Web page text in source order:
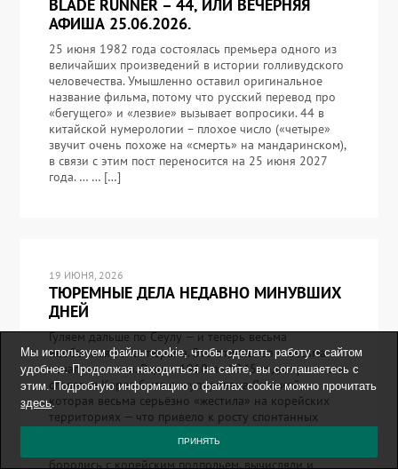
BLADE RUNNER – 44, ИЛИ ВЕЧЕРНЯЯ
АФИША 25.06.2026.
25 июня 1982 года состоялась премьера одного из
величайших произведений в истории голливудского
человечества. Умышленно оставил оригинальное
название фильма, потому что русский перевод про
«бегущего» и «лезвие» вызывает вопросики. 44 в
китайской нумерологии – плохое число («четыре»
звучит очень похоже на «смерть» на мандаринском),
в связи с этим пост переносится на 25 июня 2027
года. … … […]
19 ИЮНЯ, 2026
ТЮРЕМНЫЕ ДЕЛА НЕДАВНО МИНУВШИХ
ДНЕЙ
Гуляем дальше по Сеулу — и теперь весьма
необычная тема: тюрьма. Это отдельная и весьма
печальная тема. Ведь с 1910 по 1945 годы прошлого
столетия Корея была оккупирована Японией,
которая весьма серьёзно «жестила» на корейских
территориях — что привело к росту спонтанных
сопротивления. Само собой, японские власти
боролись с корейским подпольем, вычисляли и
Мы используем файлы cookie, чтобы сделать работу с сайтом
удобнее. Продолжая находиться на сайте, вы соглашаетесь с
этим. Подробную информацию о файлах cookie можно прочитать
здесь.
ПРИНЯТЬ